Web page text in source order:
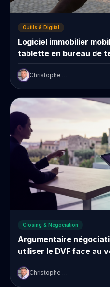
Outils & Digital
Logiciel immobilier
tablette en bureau de
Christophe Prudent
Closing & Négociation
Argumentaire
utiliser le DVF face au
Christophe Prudent